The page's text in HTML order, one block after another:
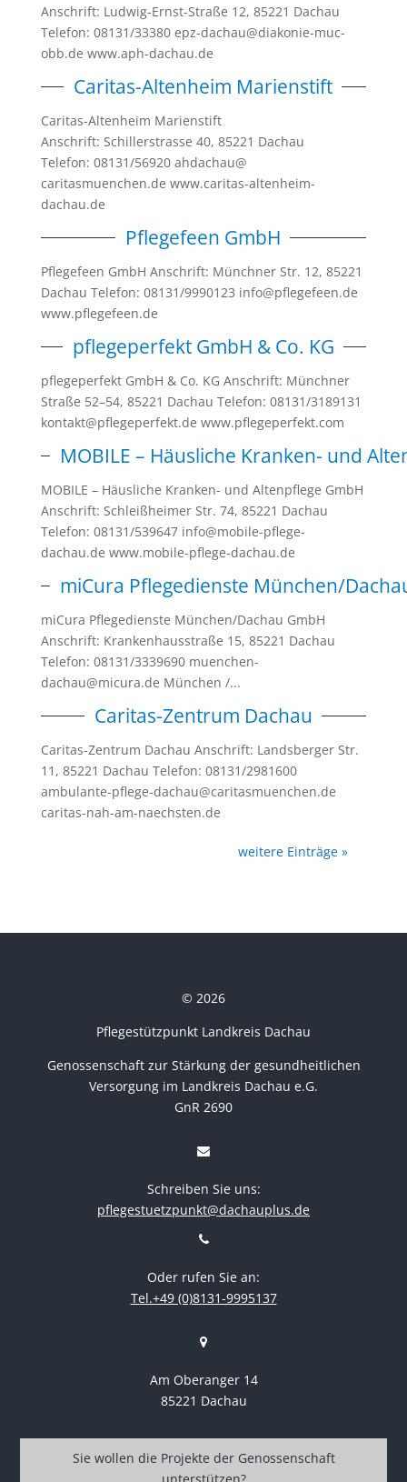
Anschrift: Ludwig-Ernst-Straße 12, 85221 Dachau
Telefon: 08131/33380 epz-dachau@diakonie-muc-
obb.de www.aph-dachau.de
Caritas-Altenheim Marienstift
Caritas-Altenheim Marienstift
Anschrift: Schillerstrasse 40, 85221 Dachau
Telefon: 08131/56920 ahdachau@​
caritasmuenchen.de www.caritas-altenheim-
dachau.de
Pflegefeen GmbH
Pflegefeen GmbH Anschrift: Münchner Str. 12, 85221
Dachau Telefon: 08131/9990123 info@pflegefeen.de
www.pflegefeen.de
pflegeperfekt GmbH & Co. KG
pflegeperfekt GmbH & Co. KG Anschrift: Münchner
Straße 52–54, 85221 Dachau Telefon: 08131/3189131
kontakt@pflegeperfekt.de www.pflegeperfekt.com
MOBILE – Häusliche Kranken- und
MOBILE – Häusliche Kranken- und Altenpflege GmbH
Anschrift: Schleißheimer Str. 74, 85221 Dachau
Telefon: 08131/539647 info@mobile-pflege-
dachau.de www.mobile-pflege-dachau.de
miCura Pflegedienste München/
miCura Pflegedienste München/Dachau GmbH
Anschrift: Krankenhausstraße 15, 85221 Dachau
Telefon: 08131/3339690 muenchen-
dachau@micura.de München /...
Caritas-Zentrum Dachau
Caritas-Zentrum Dachau Anschrift: Landsberger Str.
11, 85221 Dachau Telefon: 08131/2981600
ambulante-pflege-dachau@​caritasmuenchen.de
caritas-nah-am-naechsten.de
weitere Einträge »
© 2026
Pflegestützpunkt Landkreis Dachau
Genossenschaft zur Stärkung der gesundheitlichen
Versorgung im Landkreis Dachau e.G.
GnR 2690
Schreiben Sie uns:
pflegestuetzpunkt@dachauplus.de
Oder rufen Sie an:
Tel.+49 (0)8131-9995137
Am Oberanger 14
85221 Dachau
Sie wollen die Projekte der Genossenschaft